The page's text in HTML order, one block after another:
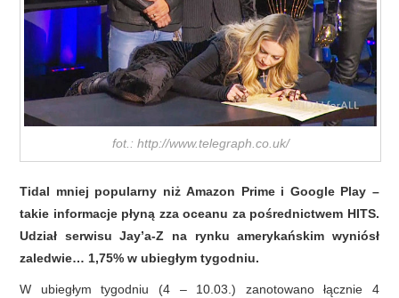
fot.: http://www.telegraph.co.uk/
Tidal mniej popularny niż Amazon Prime i Google Play –
takie informacje płyną zza oceanu za pośrednictwem HITS.
Udział serwisu Jay’a-Z na rynku amerykańskim wyniósł
zaledwie… 1,75% w ubiegłym tygodniu.
W ubiegłym tygodniu (4 – 10.03.) zanotowano łącznie 4